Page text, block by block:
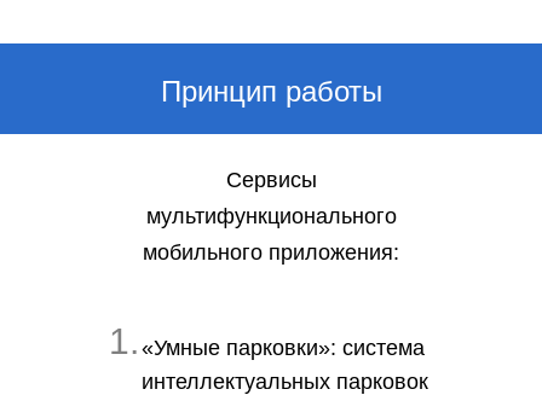
Принцип работы
Сервисы
мультифункционального
мобильного приложения:
«Умные парковки»: система
интеллектуальных парковок
1.